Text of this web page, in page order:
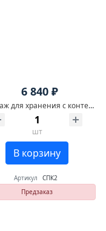
6 840 ₽
Стеллаж для хранения с контейнерами №2
шт
В корзину
Артикул
СПК2
Предзаказ